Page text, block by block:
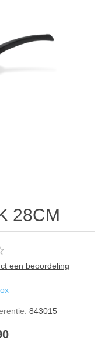
28CM
een beoordeling
843015